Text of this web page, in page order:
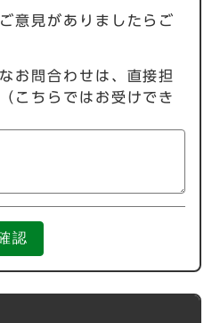
意見がありましたらご
お問合わせは、直接担
こちらではお受けでき
認